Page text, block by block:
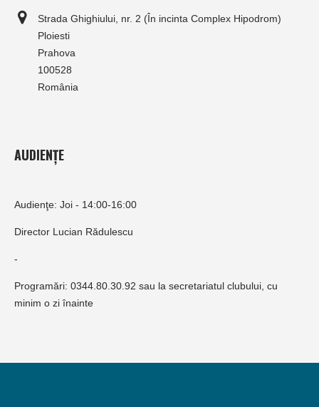
Strada Ghighiului, nr. 2 (În incinta Complex Hipodrom)
Ploiesti
Prahova
100528
România
AUDIENȚE
Audienţe: Joi - 14:00-16:00
Director Lucian Rădulescu
-
Programări: 0344.80.30.92 sau la secretariatul clubului, cu
minim o zi înainte